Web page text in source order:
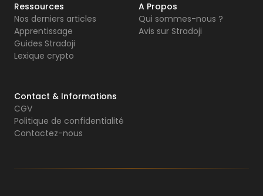
Ressources
Nos derniers articles
Apprentissage
Guides Stradoji
Lexique crypto
A Propos
Qui sommes-nous ?
Avis sur Stradoji
Contact & Informations
CGV
Politique de confidentialité
Contactez-nous